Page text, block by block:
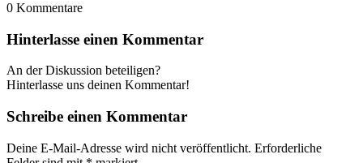
0 Kommentare
Hinterlasse einen Kommentar
An der Diskussion beteiligen?
Hinterlasse uns deinen Kommentar!
Schreibe einen Kommentar
Deine E-Mail-Adresse wird nicht veröffentlicht. Erforderliche